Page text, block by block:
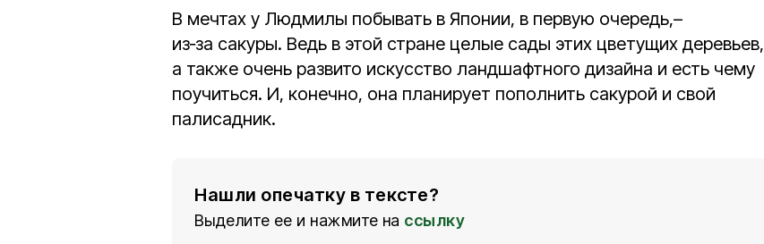
В мечтах у Людмилы побывать в Японии, в первую очередь,–
из‑за сакуры. Ведь в этой стране целые сады этих цветущих деревьев,
а также очень развито искусство ландшафтного дизайна и есть чему
поучиться. И, конечно, она планирует пополнить сакурой и свой
палисадник.
Нашли опечатку в тексте?
Выделите ее и нажмите на ссылку